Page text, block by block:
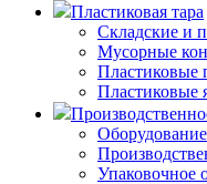
Пластиковая тара
Складские и
Мусорные
Пластиковые
Пластиковые
Упаковочное